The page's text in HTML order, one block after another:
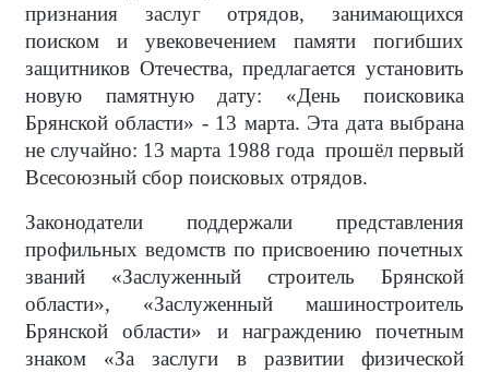
признания заслуг отрядов, занимающихся
поиском и увековечением памяти погибших
защитников Отечества, предлагается установить
новую памятную дату: «День поисковика
Брянской области» - 13 марта. Эта дата выбрана
не случайно: 13 марта 1988 года прошёл первый
Всесоюзный сбор поисковых отрядов.
Законодатели поддержали представления
профильных ведомств по присвоению почетных
званий «Заслуженный строитель Брянской
области», «Заслуженный машиностроитель
Брянской области» и награждению почетным
знаком «За заслуги в развитии физической